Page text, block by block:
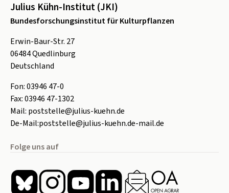
Julius Kühn-Institut (JKI)
Bundesforschungsinstitut für Kulturpflanzen
Erwin-Baur-Str. 27
06484Quedlinburg
Deutschland
Fon:03946 47-0
Fax:03946 47-1302
Mail: poststelle@julius-kuehn.de
De-Mail:poststelle@julius-kuehn.de-mail.de
Folge uns auf